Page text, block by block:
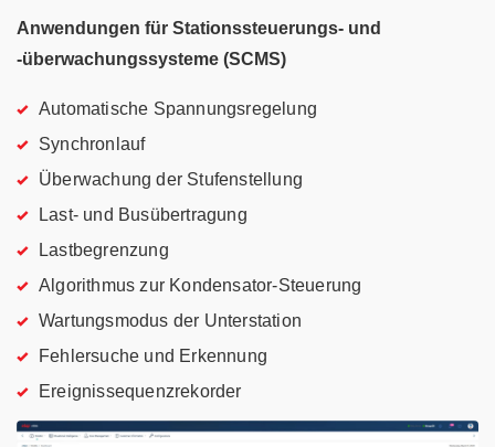
Anwendungen für Stationssteuerungs- und
-überwachungssysteme (SCMS)
Automatische Spannungsregelung
Synchronlauf
Überwachung der Stufenstellung
Last- und Busübertragung
Lastbegrenzung
Algorithmus zur Kondensator-Steuerung
Wartungsmodus der Unterstation
Fehlersuche und Erkennung
Ereignissequenzrekorder